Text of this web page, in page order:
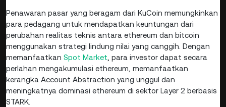
Penawaran pasar yang beragam dari KuCoin memungkinkan
para pedagang untuk mendapatkan keuntungan dari
perubahan realitas teknis antara ethereum dan bitcoin
menggunakan strategi lindung nilai yang canggih. Dengan
memanfaatkan Spot Market , para investor dapat secara
perlahan mengakumulasi ethereum, memanfaatkan
kerangka Account Abstraction yang unggul dan
meningkatnya dominasi ethereum di sektor Layer 2 berbasis
STARK.